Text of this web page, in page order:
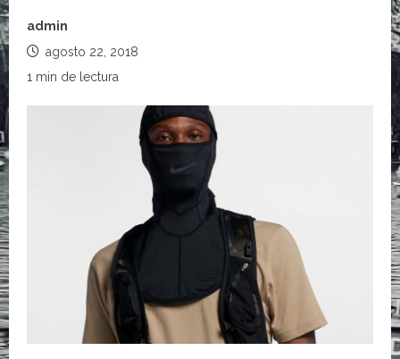
admin
agosto 22, 2018
1 min de lectura